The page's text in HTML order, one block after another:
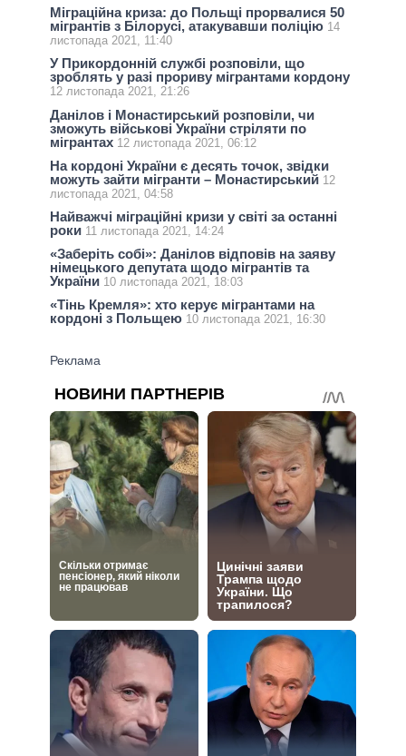
Міграційна криза: до Польщі прорвалися 50
мігрантів з Білорусі, атакувавши поліцію 14
листопада 2021, 11:40
У Прикордонній службі розповіли, що
зроблять у разі прориву мігрантами кордону
12 листопада 2021, 21:26
Данілов і Монастирський розповіли, чи
зможуть військові України стріляти по
мігрантах 12 листопада 2021, 06:12
На кордоні України є десять точок, звідки
можуть зайти мігранти – Монастирський 12
листопада 2021, 04:58
Найважчі міграційні кризи у світі за останні
роки 11 листопада 2021, 14:24
«Заберіть собі»: Данілов відповів на заяву
німецького депутата щодо мігрантів та
України 10 листопада 2021, 18:03
«Тінь Кремля»: хто керує мігрантами на
кордоні з Польщею 10 листопада 2021, 16:30